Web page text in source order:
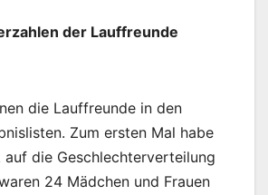
der Lauffreunde
die Lauffreunde in den
Zum ersten Mal habe
auf die Geschlechterverteilung
24 Mädchen und Frauen